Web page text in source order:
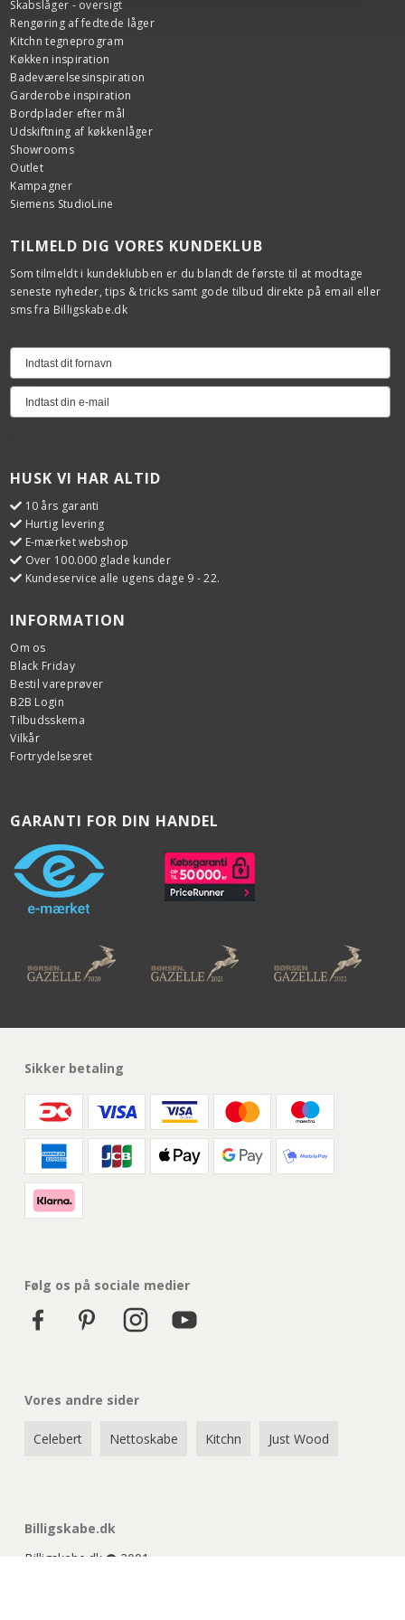
Skabslåger - oversigt
Rengøring af fedtede låger
Kitchn tegneprogram
Køkken inspiration
Badeværelsesinspiration
Garderobe inspiration
Bordplader efter mål
Udskiftning af køkkenlåger
Showrooms
Outlet
Kampagner
Siemens StudioLine
TILMELD DIG VORES KUNDEKLUB
Som tilmeldt i kundeklubben er du blandt de første til at modtage
seneste nyheder, tips & tricks samt gode tilbud direkte på email eller
sms fra Billigskabe.dk
HUSK VI HAR ALTID
10 års garanti
Hurtig levering
E-mærket webshop
Over 100.000 glade kunder
Kundeservice alle ugens dage 9 - 22.
INFORMATION
Om os
Black Friday
Bestil vareprøver
B2B Login
Tilbudsskema
Vilkår
Fortrydelsesret
GARANTI FOR DIN HANDEL
Sikker betaling
Følg os på sociale medier
Vores andre sider
Celebert Nettoskabe Kitchn Just Wood
Billigskabe.dk
Billigskabe.dk
2001